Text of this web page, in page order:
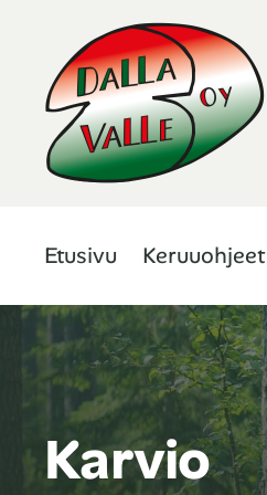
Etusivu Keruuohjeet
Karvio